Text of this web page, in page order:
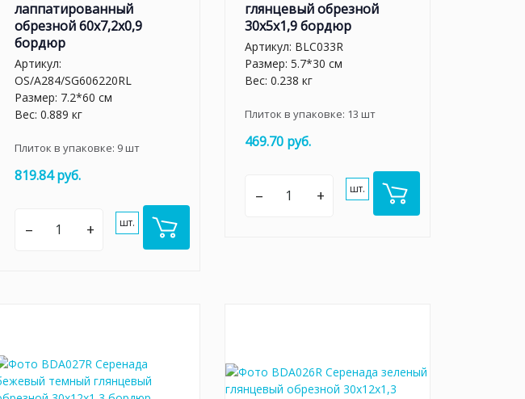
лаппатированный
обрезной 60x7,2x0,9
бордюр
Артикул:
OS/A284/SG606220RL
Размер: 7.2*60 см
Вес: 0.889 кг
Плиток в упаковке: 9шт
819.84 руб.
– + шт.
глянцевый обрезной
30x5x1,9 бордюр
Артикул: BLC033R
Размер: 5.7*30 см
Вес: 0.238 кг
Плиток в упаковке: 13 шт
469.70 руб.
– + шт.